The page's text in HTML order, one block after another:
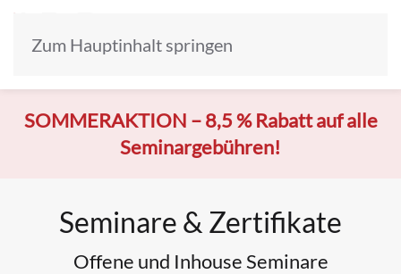
Zum Hauptinhalt springen
SOMMERAKTION –8,5 % Rabatt auf alle
Seminargebühren!
Seminare & Zertifikate
Offene und Inhouse Seminare